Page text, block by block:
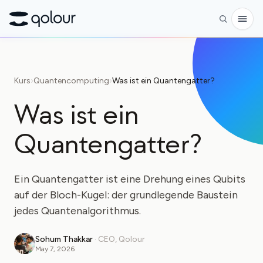
FÜR
Enthusiasten
Kinder & Eltern
Organisationen
WISSENSCHAFT
Reale Qubits
Kurs›Quantencomputing›Was ist ein Quantengatter?
Was ist ein
Quantengatter?
Ein Quantengatter ist eine Drehung eines Qubits
auf der Bloch-Kugel: der grundlegende Baustein
jedes Quantenalgorithmus.
Sohum Thakkar · CEO, Qolour
May 7, 2026